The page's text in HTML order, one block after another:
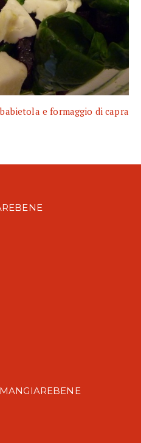
e formaggio di capra